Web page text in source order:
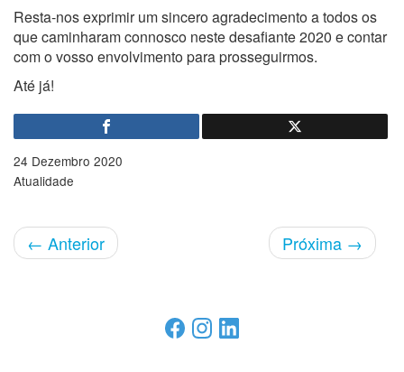
Resta-nos exprimir um sincero agradecimento a todos os
que caminharam connosco neste desafiante 2020 e contar
com o vosso envolvimento para prosseguirmos.
Até já!
24 Dezembro 2020
Atualidade
← Anterior Próxima →